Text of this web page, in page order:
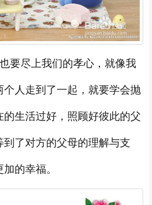
要尽上我们的孝心，就像我
人走到了一起，就要学会抛
生活过好，照顾好彼此的父
了对方的父母的理解与支
的幸福。